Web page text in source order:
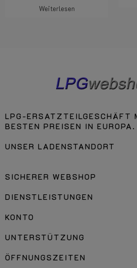
Weiterlesen
LPG-ERSATZTEILGESCHÄFT
BESTEN PREISEN IN EUROPA.
UNSER LADENSTANDORT
SICHERER WEBSHOP
DIENSTLEISTUNGEN
KONTO
UNTERSTÜTZUNG
ÖFFNUNGSZEITEN